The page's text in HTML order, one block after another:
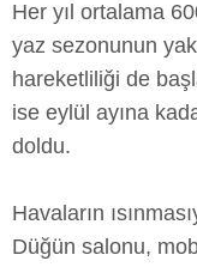
Her yıl ortalama
yaz sezonunun
hareketliliği de
ise eylül ayına
doldu.
Havaların
Düğün salonu,